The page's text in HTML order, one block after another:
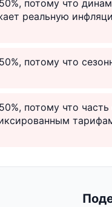
потому что
реальную
потому что
потому что